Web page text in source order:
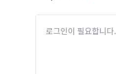
로그인이 필요합니다.